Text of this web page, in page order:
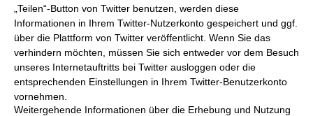
„Teilen“-Button von Twitter benutzen, werden diese
Informationen in Ihrem Twitter-Nutzerkonto gespeichert und ggf.
über die Plattform von Twitter veröffentlicht. Wenn Sie das
verhindern möchten, müssen Sie sich entweder vor dem Besuch
unseres Internetauftritts bei Twitter ausloggen oder die
entsprechenden Einstellungen in Ihrem Twitter-Benutzerkonto
vornehmen.
Weitergehende Informationen über die Erhebung und Nutzung